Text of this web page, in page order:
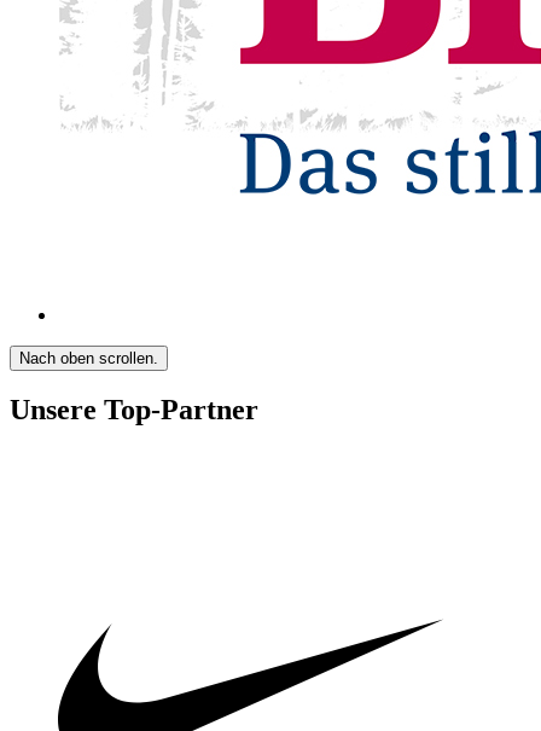
Nach oben scrollen.
Unsere Top-Partner